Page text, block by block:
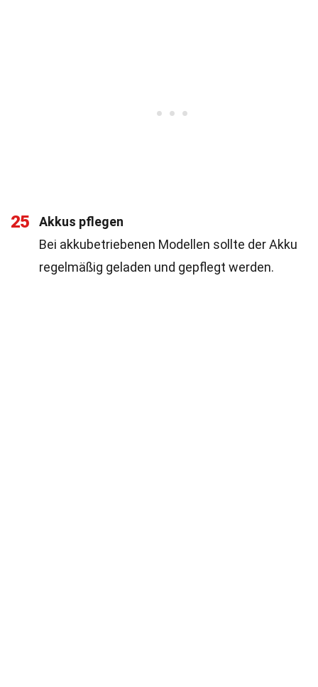
25
Akkus pflegen
Bei akkubetriebenen Modellen sollte der Akku
regelmäßig geladen und gepflegt werden.